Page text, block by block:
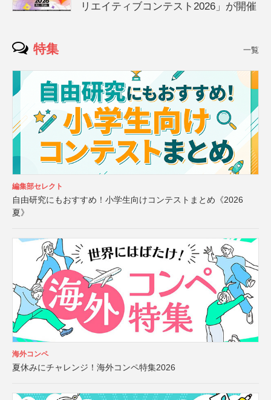
リエイティブコンテスト2026」が開催
特集 一覧
編集部セレクト
自由研究にもおすすめ！小学生向けコンテストまとめ《2026
夏》
海外コンペ
夏休みにチャレンジ！海外コンペ特集2026